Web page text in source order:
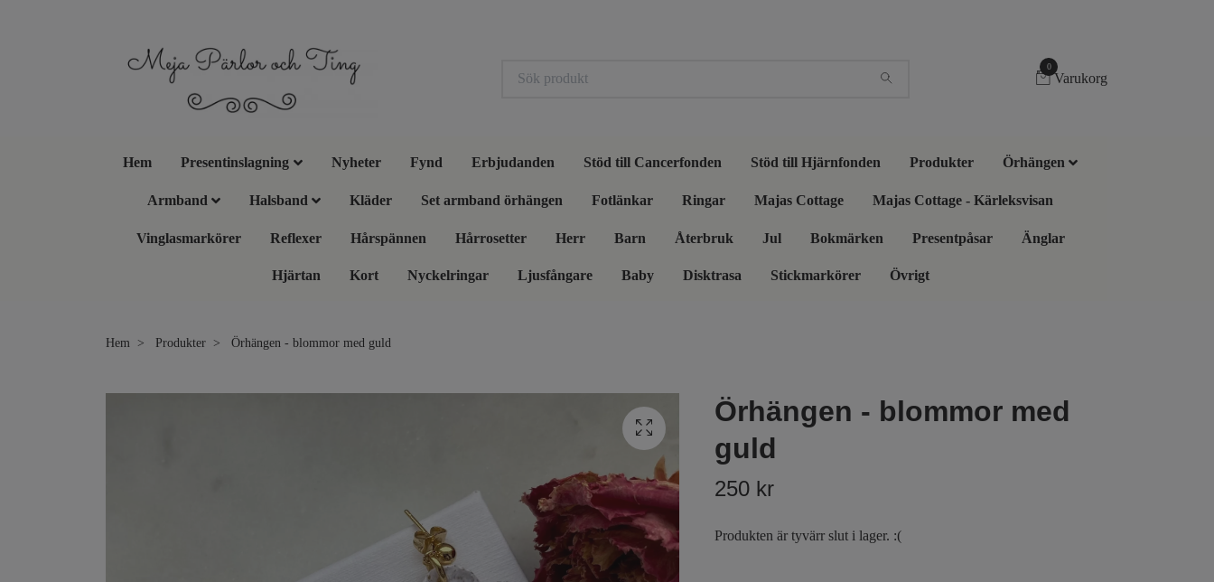
0
Varukorg
Hem Presentinslagning Nyheter Fynd Erbjudanden Stöd till Cancerfonden Stöd till Hjärnfonden Produkter Örhängen
Armband Halsband Kläder Set armband örhängen Fotlänkar Ringar Majas Cottage Majas Cottage - Kärleksvisan
Vinglasmarkörer Reflexer Hårspännen Hårrosetter Herr Barn Återbruk Jul Bokmärken Presentpåsar Änglar
Hjärtan Kort Nyckelringar Ljusfångare Baby Disktrasa Stickmarkörer Övrigt
Hem Produkter Örhängen - blommor med guld
Örhängen - blommor med
guld
250 kr
Produkten är tyvärr slut i lager. :(